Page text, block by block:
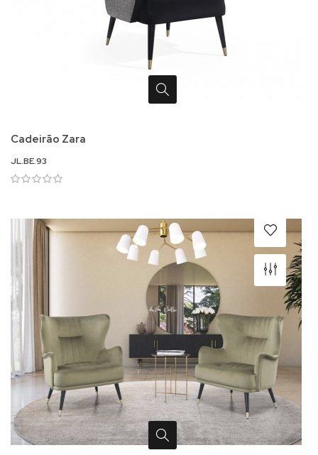
Cadeirão Zara
JL.BE.93